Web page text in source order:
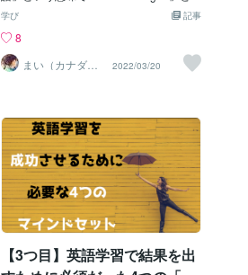
vate company ・the ambulance/bus/post
rove public services, especially educatio
n. ・Essential services (= the supply of w
ater, gas, electricity) will be maintained
ういい方を記憶しました。でも、実際に
と、「mother tongue」といういい方を耳
にしたことはほとんどないことに気づき
ます。どうして、「mother tongue」とい
そも「mother tongue」という英語表現以
前に、日本語の「母国語」という表現に
違和感を覚えることが多くなりました。
日本、日本人と日本語については、とて
もシンプルです。日本で生まれて日本で
育つ人は、かなりの割合で「日本人」で
あり、デフォルトとして「日本語」を話
すという事実があります。だから、圧倒
的多数の日本人にとっては、日本語が第
一言語であり、母国の言葉、すなわち
記事
学び
8
まい（カナダ在
住）
2022/03/20
【3つ目】英語学習で結果を出